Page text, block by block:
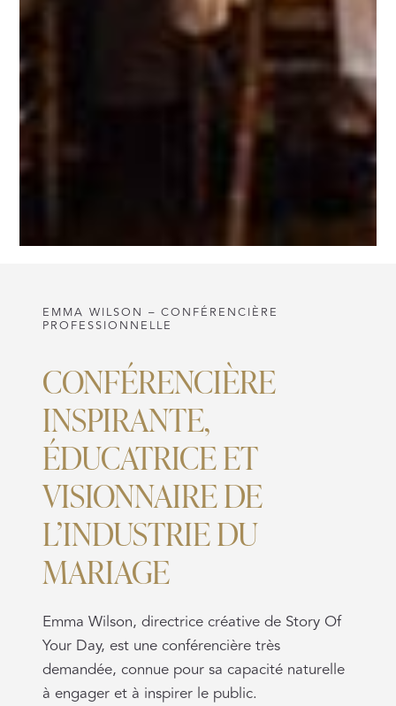
EMMA WILSON – CONFÉRENCIÈRE
PROFESSIONNELLE
CONFÉRENCIÈRE
INSPIRANTE,
ÉDUCATRICE ET
VISIONNAIRE DE
L’INDUSTRIE DU
MARIAGE
Emma Wilson, directrice créative de Story Of
Your Day, est une conférencière très
demandée, connue pour sa capacité naturelle
à engager et à inspirer le public.